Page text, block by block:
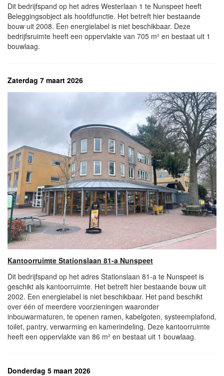
Dit bedrijfspand op het adres Westerlaan 1 te Nunspeet heeft
Beleggingsobject als hoofdfunctie. Het betreft hier bestaande
bouw uit 2008. Een energielabel is niet beschikbaar. Deze
bedrijfsruimte heeft een oppervlakte van 705 m² en bestaat uit 1
bouwlaag.
Zaterdag 7 maart 2026
Kantoorruimte Stationslaan 81-a Nunspeet
Dit bedrijfspand op het adres Stationslaan 81-a te Nunspeet is
geschikt als kantoorruimte. Het betreft hier bestaande bouw uit
2002. Een energielabel is niet beschikbaar. Het pand beschikt
over één of meerdere voorzieningen waaronder
inbouwarmaturen, te openen ramen, kabelgoten, systeemplafond,
toilet, pantry, verwarming en kamerindeling. Deze kantoorruimte
heeft een oppervlakte van 86 m² en bestaat uit 1 bouwlaag.
Donderdag 5 maart 2026